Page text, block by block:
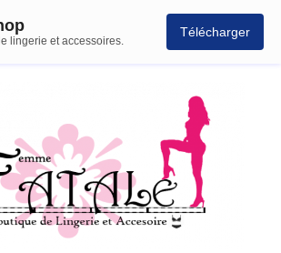
lingerie et accessoires.
Télécharger